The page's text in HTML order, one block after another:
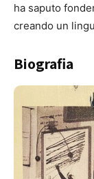
ha saputo
creando un
Biografia